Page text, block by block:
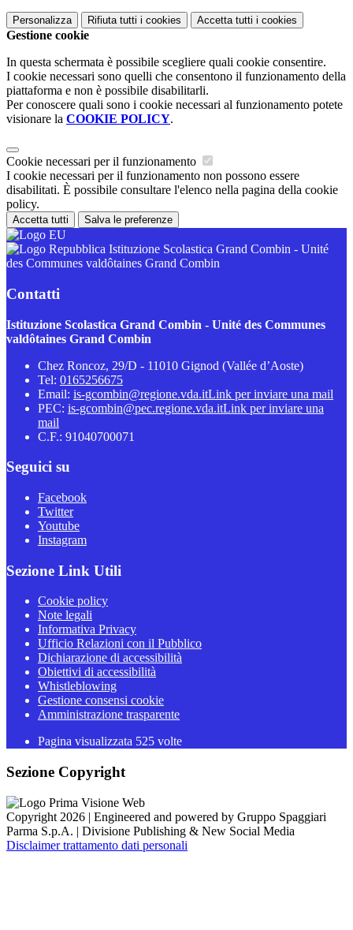
Personalizza Rifiuta tutti i cookies Accetta tutti i cookies
Gestione cookie
In questa schermata è possibile scegliere quali cookie consentire.
I cookie necessari sono quelli che consentono il funzionamento della
piattaforma e non è possibile disabilitarli.
Per conoscere quali sono i cookie necessari al funzionamento potete
visionare la COOKIE POLICY.
Cookie necessari per il funzionamento
I cookie necessari per il funzionamento non possono essere
disabilitati. È possibile consultare l'elenco nella pagina della cookie
policy.
Accetta tutti Salva le preferenze
Istituzione Scolastica Grand Combin - Unité
des Communes valdôtaines Grand Combin
Contatti
Istituzione Scolastica Grand Combin - Unité des Communes
valdôtaines Grand Combin
Chez Roncoz, 29/D - 11010 Gignod (Vallée d’Aoste)
Tel: 0165256675
Email: is-gcombin@regione.vda.itLink per inviare una mail
PEC: is-gcombin@pec.regione.vda.itLink per inviare una
mail
C.F.: 91040700071
Seguici su
Facebook
Twitter
Youtube
Instagram
Sezione Link Utili
Cookie policy
Note legali
Informativa Privacy
Ufficio Relazioni con il Pubblico
Dichiarazione di accessibilità
Obiettivi di accessibilità
Whistleblowing
Gestione consensi cookie
Amministrazione trasparente
Pagina visualizzata 525 volte
Sezione Copyright
Copyright 2026 | Engineered and powered by Gruppo Spaggiari
Parma S.p.A. | Divisione Publishing & New Social Media
Disclaimer trattamento dati personali